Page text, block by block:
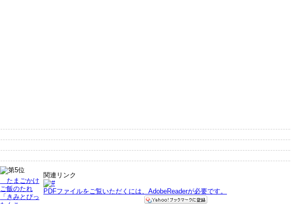
たまごかけ
ご飯のたれ
「きみとぴっ
関連リンク
PDFファイルをご覧いただくには、AdobeReaderが必要です。